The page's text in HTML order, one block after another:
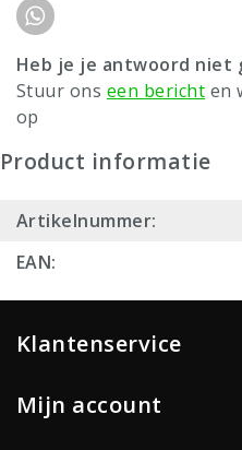
Heb je je antwoord niet
Stuur ons een bericht en
op
Product informatie
Artikelnummer:
EAN:
Klantenservice
Mijn account